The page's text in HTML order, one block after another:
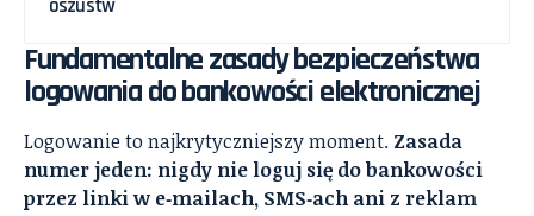
oszustw
Fundamentalne zasady bezpieczeństwa
logowania do bankowości elektronicznej
Logowanie to najkrytyczniejszy moment. Zasada
numer jeden: nigdy nie loguj się do bankowości
przez linki w e‑mailach, SMS‑ach ani z reklam